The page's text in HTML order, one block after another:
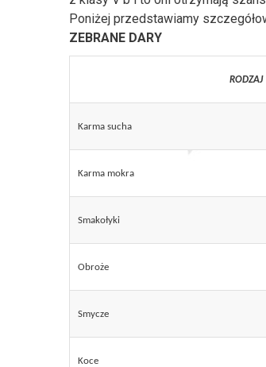
Poniżej przedstawiamy
ZEBRANE DARY
RODZAJ
Karma sucha
Karma mokra
Smakołyki
Obroże
Smycze
Koce